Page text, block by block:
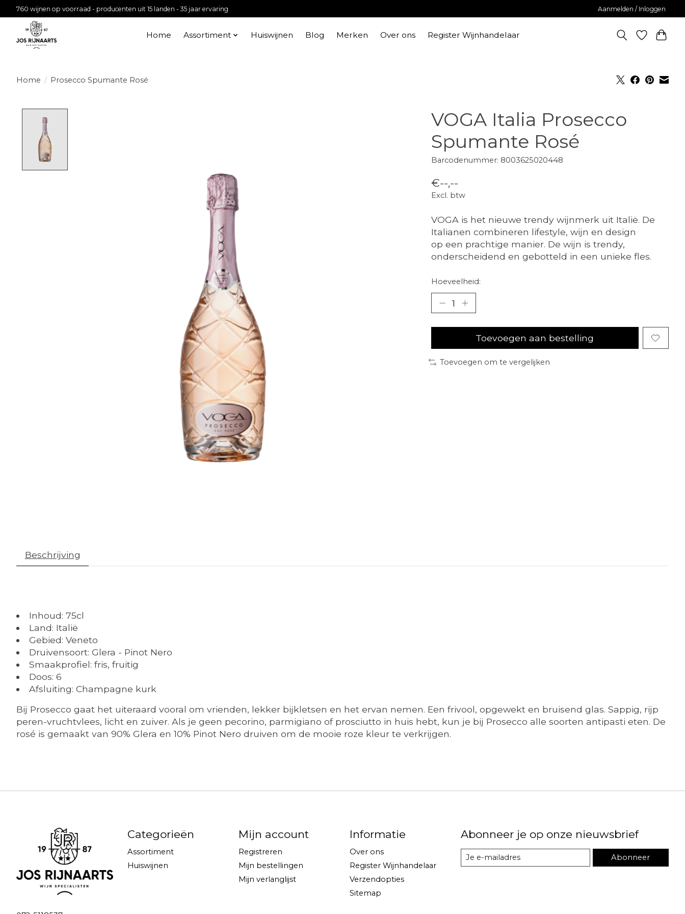
760 wijnen op voorraad - producenten uit 15 landen - 35 jaar ervaring Aanmelden / Inloggen
Home Assortiment Huiswijnen Blog Merken Over ons Register Wijnhandelaar
Home / Prosecco Spumante Rosé
VOGA Italia Prosecco
Spumante Rosé
Barcodenummer: 8003625020448
€--,--
Excl. btw
VOGA is het nieuwe trendy wijnmerk uit Italië. De
Italianen combineren lifestyle, wijn en design
op een prachtige manier. De wijn is trendy,
onderscheidend en gebotteld in een unieke fles.
Hoeveelheid:
Toevoegen aan bestelling
Toevoegen om te vergelijken
Beschrijving
Inhoud: 75cl
Land: Italië
Gebied: Veneto
Druivensoort: Glera - Pinot Nero
Smaakprofiel: fris, fruitig
Doos: 6
Afsluiting: Champagne kurk
Bij Prosecco gaat het uiteraard vooral om vrienden, lekker bijkletsen en het ervan nemen. Een frivool, opgewekt en bruisend glas. Sappig, rijp
peren-vruchtvlees, licht en zuiver. Als je geen pecorino, parmigiano of prosciutto in huis hebt, kun je bij Prosecco alle soorten antipasti eten. De
rosé is gemaakt van 90% Glera en 10% Pinot Nero druiven om de mooie roze kleur te verkrijgen.
Categorieën
Assortiment
Huiswijnen
Mijn account
Registreren
Mijn bestellingen
Mijn verlanglijst
Informatie
Over ons
Register Wijnhandelaar
Verzendopties
Sitemap
Abonneer je op onze nieuwsbrief
Abonneer